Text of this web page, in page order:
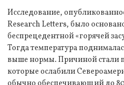
Исследование,
Research Letters, было
беспрецедентной «горячей
Тогда температура
выше нормы. Причиной стали
которые ослабили